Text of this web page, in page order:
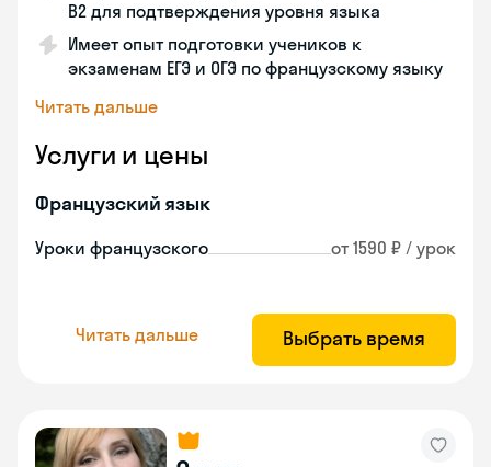
B2 для подтверждения уровня языка
Имеет опыт подготовки учеников к
экзаменам ЕГЭ и ОГЭ по французскому языку
Читать дальше
Услуги и цены
Французский язык
Уроки французского от 1590 ₽ / урок
Читать дальше Выбрать время